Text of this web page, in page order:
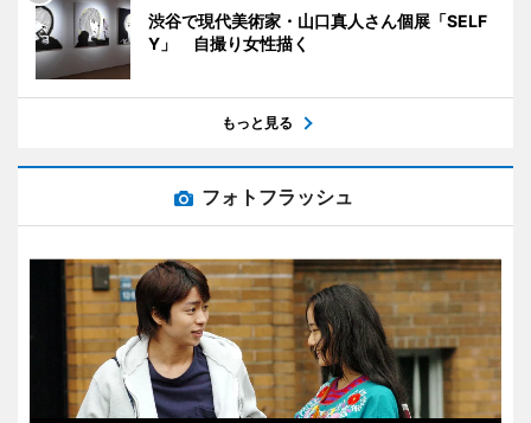
渋谷で現代美術家・山口真人さん個展「SELF
Y」 自撮り女性描く
もっと見る
フォトフラッシュ